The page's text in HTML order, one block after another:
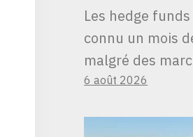
Les hedge
connu un mois
malgré des
6 août 2026